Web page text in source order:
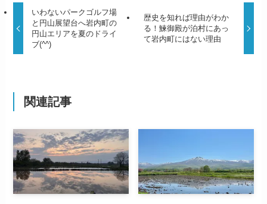
いわないパークゴルフ場
と円山展望台へ岩内町の
円山エリアを夏のドライ
ブ(^^)
歴史を知れば理由がわか
る！鰊御殿が泊村にあっ
て岩内町にはない理由
関連記事